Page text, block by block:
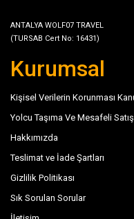
ANTALYA WOLF07 TRAVEL
(TURSAB Cert No: 16431)
Kurumsal
Kişisel Verilerin Korunması
Yolcu Taşıma Ve Mesafeli
Hakkımızda
Teslimat ve İade Şartları
Gizlilik Politikası
Sık Sorulan Sorular